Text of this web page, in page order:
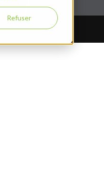
Refuser